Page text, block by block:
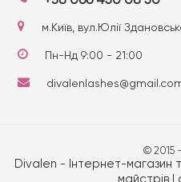
м.Київ, вул.Юлії
Пн-Нд 9:00 - 21:00
© 2015
Divalen - Інтернет-магазин
майстрів